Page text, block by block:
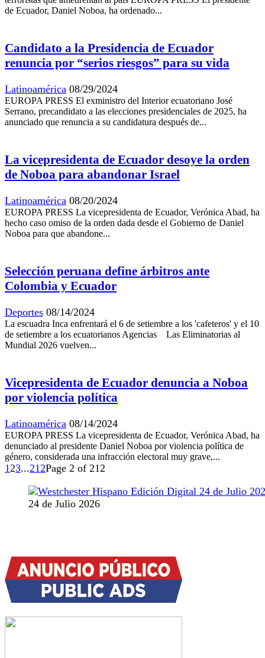
de Ecuador, Daniel Noboa, ha ordenado...
Candidato a la Presidencia de Ecuador
renuncia por “serios riesgos” para su vida
Latinoamérica 08/29/2024
EUROPA PRESS El exministro del Interior ecuatoriano José
Serrano, precandidato a las elecciones presidenciales de 2025, ha
anunciado que renuncia a su candidatura después de...
La vicepresidenta de Ecuador desoye la orden
de Noboa para abandonar Israel
Latinoamérica 08/20/2024
EUROPA PRESS La vicepresidenta de Ecuador, Verónica Abad, ha
hecho caso omiso de la orden dada desde el Gobierno de Daniel
Noboa para que abandone...
Selección peruana define árbitros ante
Colombia y Ecuador
Deportes 08/14/2024
La escuadra Inca enfrentará el 6 de setiembre a los 'cafeteros' y el 10
de setiembre a los ecuatorianos Agencias Las Eliminatorias al
Mundial 2026 vuelven...
Vicepresidenta de Ecuador denuncia a Noboa
por violencia política
Latinoamérica 08/14/2024
EUROPA PRESS La vicepresidenta de Ecuador, Verónica Abad, ha
denunciado al presidente Daniel Noboa por violencia política de
género, considerada una infracción electoral muy grave,...
123...212Page 2 of 212
24 de Julio 2026